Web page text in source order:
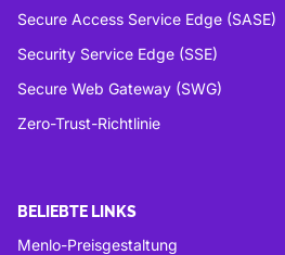
Secure Access Service Edge (SASE)
Security Service Edge (SSE)
Secure Web Gateway (SWG)
Zero-Trust-Richtlinie
BELIEBTE LINKS
Menlo-Preisgestaltung